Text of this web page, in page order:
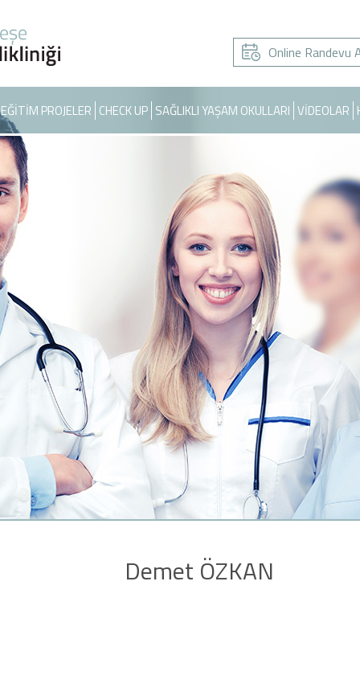
Online Randevu
EĞİTİM PROJELER CHECK UP SAĞLIKLI YAŞAM OKULLARI VİDEOLAR
Demet ÖZKAN